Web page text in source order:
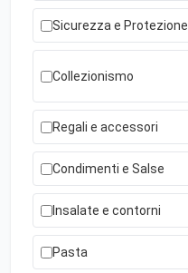
Sicurezza e Protezione
Collezionismo
Regali e accessori
Condimenti e Salse
Insalate e contorni
Pasta